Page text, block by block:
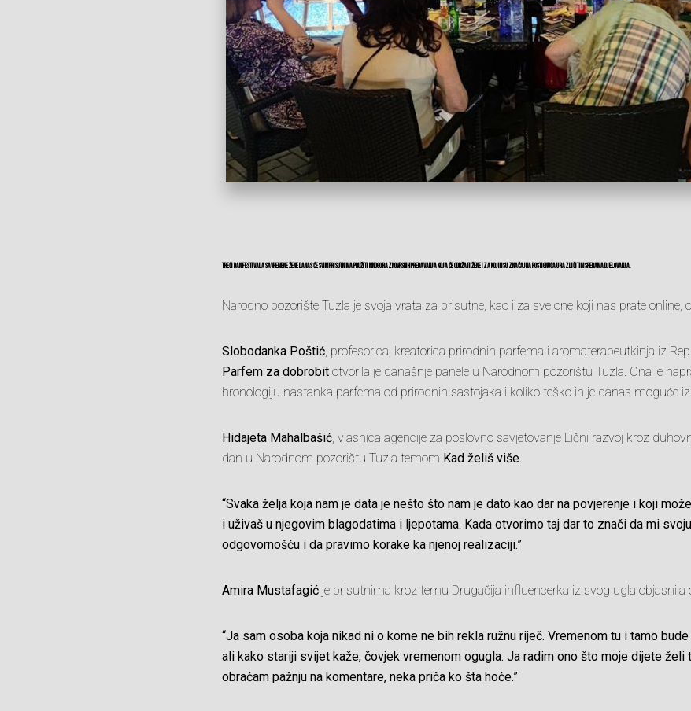
Treći dan Festivala savremene žene danas će svim prisutnima pružiti mnogo raznovrsnih predavanja koja će održati žene iza kojih su značajna postignuća u različitim sferama djelovanja.
Narodno pozorište Tuzla je svoja vrata za prisutne, kao i za sve one koji nas prate online,
Slobodanka Poštić, profesorica, kreatorica prirodnih parfema i aromaterapeutkinja iz
Parfem za dobrobit otvorila je današnje panele u Narodnom pozorištu Tuzla. Ona je
hronologiju nastanka parfema od prirodnih sastojaka i koliko teško ih je danas moguće
Hidajeta Mahalbašić, vlasnica agencije za poslovno savjetovanje Lični razvoj kroz
dan u Narodnom pozorištu Tuzla temom Kad želiš više.
“Svaka želja koja nam je data je nešto što nam je dato kao dar na povjerenje i koji
i uživaš u njegovim blagodatima i ljepotama. Kada otvorimo taj dar to znači da mi
odgovornošću i da pravimo korake ka njenoj realizaciji.”
Amira Mustafagić je prisutnima kroz temu Drugačija influencerka iz svog ugla objasnila
“Ja sam osoba koja nikad ni o kome ne bih rekla ružnu riječ. Vremenom tu i tamo
ali kako stariji svijet kaže, čovjek vremenom ogugla. Ja radim ono što moje dijete želi
obraćam pažnju na komentare, neka priča ko šta hoće.”